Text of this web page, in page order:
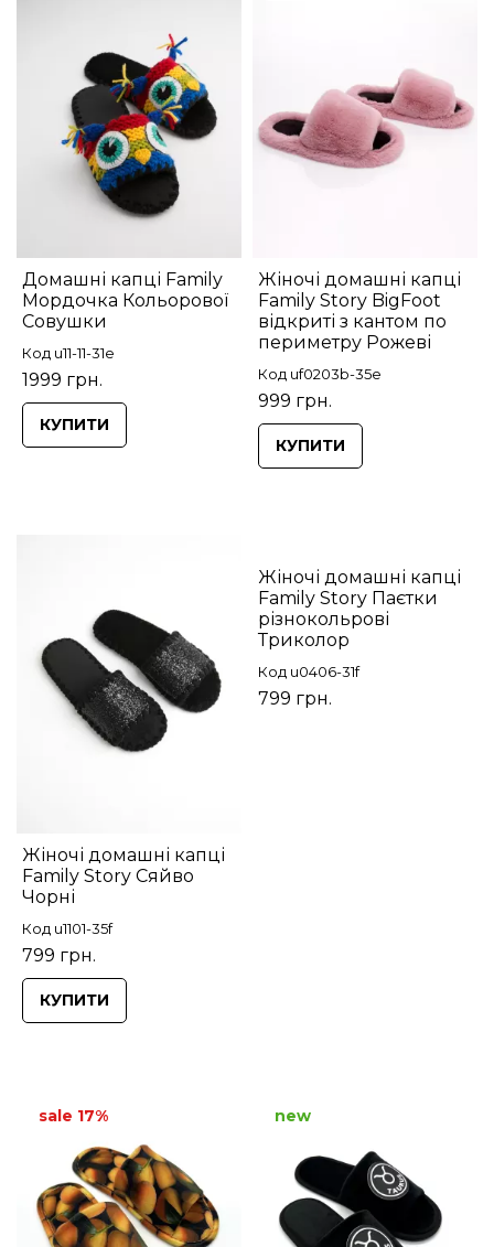
Домашні капці Family
Мордочка Кольорової
Совушки
Код u11-11-31e
1999 грн.
КУПИТИ
Жіночі домашні капці
Family Story BigFoot
відкриті з кантом по
периметру Рожеві
Код uf0203b-35e
999 грн.
КУПИТИ
Жіночі домашні капці
Family Story Сяйво
Чорні
Код u1101-35f
799 грн.
КУПИТИ
Жіночі домашні капці
Family Story Паєтки
різнокольрові
Триколор
Код u0406-31f
799 грн.
sale 17% new